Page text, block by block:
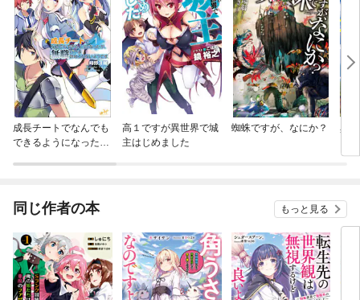
成長チートでなんでも
できるようになった
高１ですが異世界で城
主はじめました
蜘蛛ですが、なにか？ 異
同じ作者の本 もっと見る